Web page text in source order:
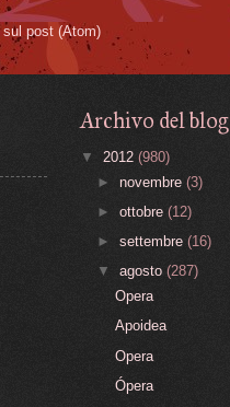
post (Atom)
Archivo del blog
▼ 2012 (980)
►novembre(3)
►ottobre(12)
►settembre(16)
▼agosto(287)
Opera
Apoidea
Opera
Ópera